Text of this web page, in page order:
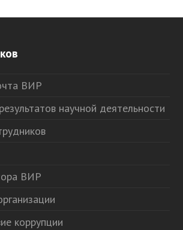
ВИР
научной деятельности
ВИР
коррупции